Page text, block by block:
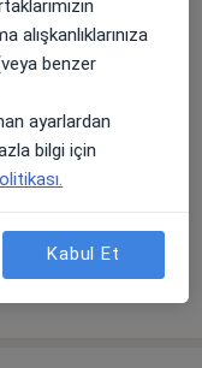
benzer
ayarlardan
bilgi için
Kabul Et